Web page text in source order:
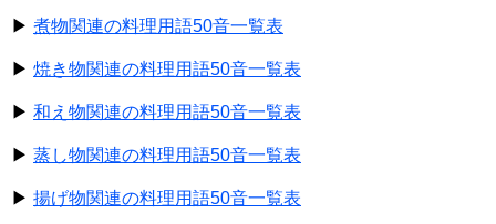
▶ 煮物関連の料理用語50音一覧表
▶ 焼き物関連の料理用語50音一覧表
▶ 和え物関連の料理用語50音一覧表
▶ 蒸し物関連の料理用語50音一覧表
▶ 揚げ物関連の料理用語50音一覧表